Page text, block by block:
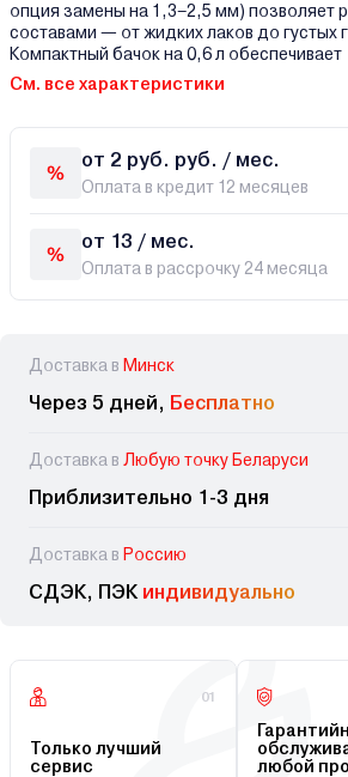
опция замены на 1,3–2,5 мм) позволяет
составами — от жидких лаков до густых
Компактный бачок на 0,6 л обеспечивает
См. все характеристики
от 2 руб. руб. / мес.
Оплата в кредит 12 месяцев
от 13 / мес.
Оплата в рассрочку 24 месяца
Доставка в Минск
Через 5 дней, Бесплатно
Доставка в Любую точку Беларуси
Приблизительно 1-3 дня
Доставка в Россию
СДЭК, ПЭК индивидуально
01
Только лучший
сервис
любой